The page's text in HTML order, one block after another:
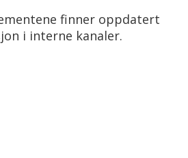
finner oppdatert
i interne kanaler.